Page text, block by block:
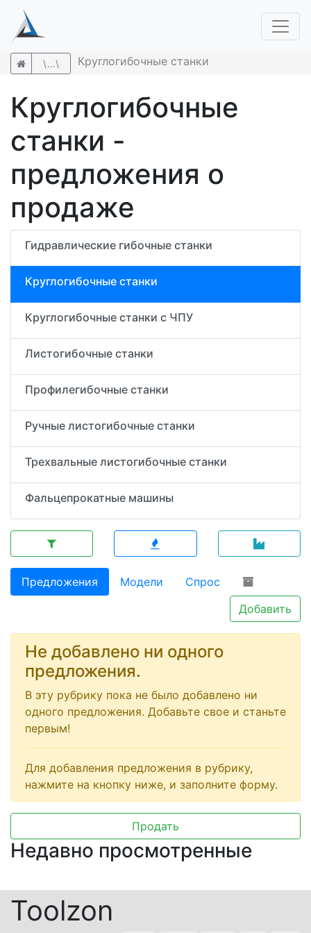
\...\ Круглогибочные станки
Круглогибочные
станки -
предложения о
продаже
Гидравлические гибочные станки
Круглогибочные станки
Круглогибочные станки с ЧПУ
Листогибочные станки
Профилегибочные станки
Ручные листогибочные станки
Трехвальные листогибочные станки
Фальцепрокатные машины
Предложения Модели
Спрос
Добавить
Не добавлено ни одного
предложения.
В эту рубрику пока не было добавлено ни
одного предложения. Добавьте свое и станьте
первым!
Для добавления предложения в рубрику,
нажмите на кнопку ниже, и заполните форму.
Продать
Недавно просмотренные
Toolzon